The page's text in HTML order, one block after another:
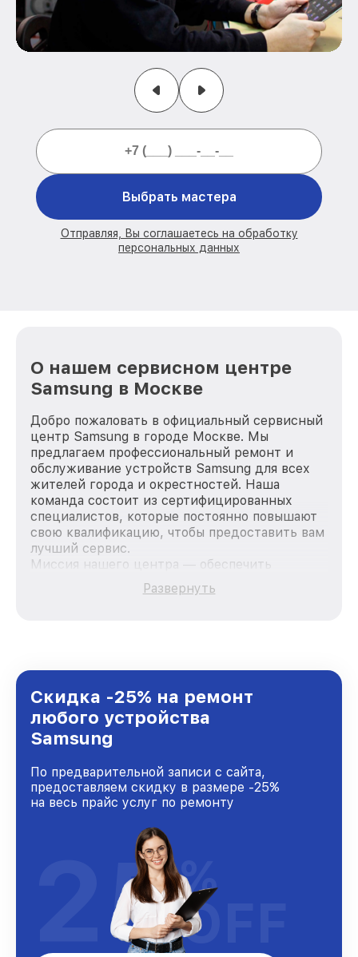
Выбрать мастера
Отправляя, Вы соглашаетесь на обработку
персональных данных
О нашем сервисном центре
Samsung в Москве
Добро пожаловать в официальный сервисный
центр Samsung в городе Москве. Мы
предлагаем профессиональный ремонт и
обслуживание устройств Samsung для всех
жителей города и окрестностей. Наша
команда состоит из сертифицированных
специалистов, которые постоянно повышают
свою квалификацию, чтобы предоставить вам
лучший сервис.
Миссия нашего центра — обеспечить
качественный и доступный ремонт для
каждого пользователя продукции Samsung,
городе Москве, постоянно повышая уровень
доверия и лояльности наших клиентов.
Развернуть
Скидка -25% на ремонт
любого устройства
Samsung
По предварительной записи с сайта,
предоставляем скидку в размере -25%
на весь прайс услуг по ремонту
25%
OFF